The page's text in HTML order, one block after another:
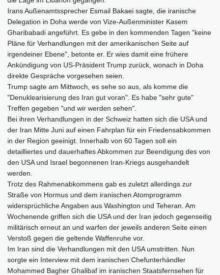
Irans Außenamtssprecher Esmail Bakaei sagte, die iranische
Delegation in Doha werde von Vize-Außenminister Kasem
Gharibabadi angeführt. Es gebe in den kommenden Tagen "keine
Pläne für Verhandlungen mit der amerikanischen Seite auf
irgendeiner Ebene", betonte er. Er wies damit eine frühere
Ankündigung von US-Präsident Trump zurück, wonach in Doha
direkte Gespräche vorgesehen seien.
Trump sagte am Mittwoch, es sehe so aus, als komme die
"Denuklearisierung des Iran gut voran". Es habe "sehr gute"
Treffen gegeben "und wir werden sehen".
Bei ihren Verhandlungen in der Schweiz hatten sich die USA und
der Iran Mitte Juni auf einen Fahrplan für ein Friedensabkommen
in der Region geeinigt. Innerhalb von 60 Tagen soll ein
detailliertes und dauerhaftes Abkommen zur Beendigung des von
den USA und Israel begonnenen Iran-Kriegs ausgehandelt
werden.
Trotz des Rahmenabkommens gab es zuletzt allerdings zur
Straße von Hormus und dem iranischen Atomprogramm
widersprüchliche Angaben aus Washington und Teheran. Am
Wochenende griffen sich die USA und der Iran jedoch gegenseitig
militärisch erneut an und warfen der jeweils anderen Seite einen
Verstoß gegen die geltende Waffenruhe vor.
Im Iran sind die Verhandlungen mit den USA umstritten. Nun
sorgte ein Interview mit dem iranischen Chefunterhändler
Mohammed Bagher Ghalibaf im iranischen Staatsfernsehen für